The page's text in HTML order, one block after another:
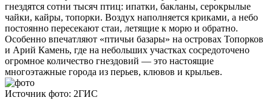
гнездятся сотни тысяч птиц: ипатки, бакланы, серокрылые
чайки, кайры, топорки. Воздух наполняется криками, а небо
постоянно пересекают стаи, летящие к морю и обратно.
Особенно впечатляют «птичьи базары» на островах Топорков
и Арий Камень, где на небольших участках сосредоточено
огромное количество гнездовий — это настоящие
многоэтажные города из перьев, клювов и крыльев.
Источник фото: 2ГИС